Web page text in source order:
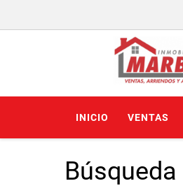
INICIO VENTAS
Búsqueda